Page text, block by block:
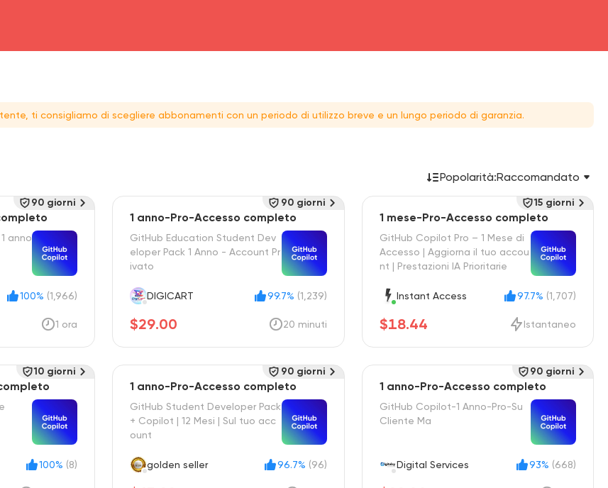
ti consigliamo di scegliere abbonamenti con un periodo di utilizzo breve e un lungo periodo di garanzia.
Popolarità:Raccomandato
anno
100% (1,966)
1 ora
90 giorni
1 anno-Pro-Accesso completo
GitHub Education Student Dev
eloper Pack 1 Anno - Account Pr
ivato
DIGICART 99.7% (1,239)
$29.00 20 minuti
90 giorni
1 mese-Pro-Accesso completo
GitHub Copilot Pro – 1 Mese di
Accesso | Aggiorna il tuo accou
nt | Prestazioni IA Prioritarie
Instant Access 97.7% (1,707)
$18.44 Istantaneo
15 giorni
100% (8)
10 giorni
1 anno-Pro-Accesso completo
GitHub Student Developer Pack
+ Copilot | 12 Mesi | Sul tuo acc
ount
golden seller 96.7% (96)
90 giorni
1 anno-Pro-Accesso completo
GitHub Copilot-1 Anno-Pro-Su
Cliente Ma
Digital Services 93% (668)
90 giorni